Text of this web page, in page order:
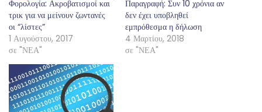
Φορολογία: Ακροβατισμοί και
τρικ για να μείνουν ζωντανές
οι “λίστες”
1 Αυγούστου, 2017
σε "ΝΕΑ"
Παραγραφή: Συν 10 χρόνια αν
δεν έχει υποβληθεί
εμπρόθεσμα η δήλωση
4 Μαρτίου, 2018
σε "ΝΕΑ"